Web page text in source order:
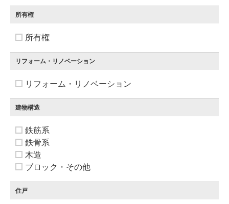
所有権
所有権
リフォーム・リノベーション
リフォーム・リノベーション
建物構造
鉄筋系
鉄骨系
木造
ブロック・その他
住戸